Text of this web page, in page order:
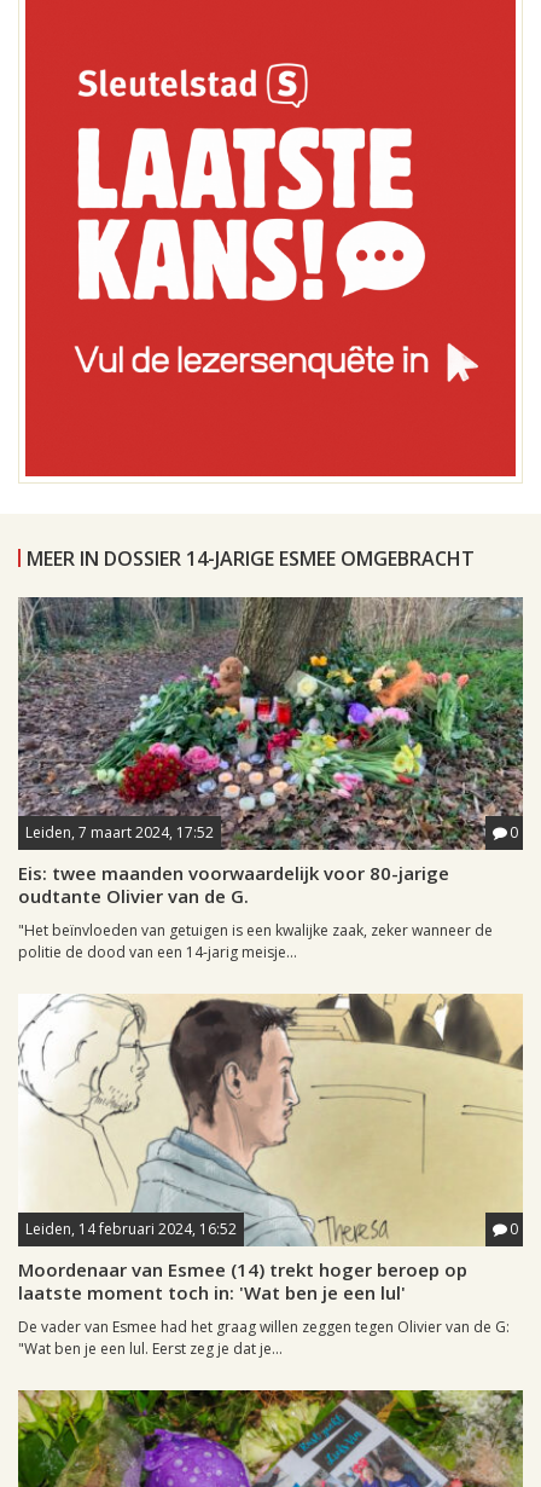
MEER IN DOSSIER 14-JARIGE ESMEE OMGEBRACHT
Leiden, 7 maart 2024, 17:52 0
Eis: twee maanden voorwaardelijk voor 80-jarige
oudtante Olivier van de G.
"Het beïnvloeden van getuigen is een kwalijke zaak, zeker wanneer de
politie de dood van een 14-jarig meisje...
Leiden, 14 februari 2024, 16:52 0
Moordenaar van Esmee (14) trekt hoger beroep op
laatste moment toch in: 'Wat ben je een lul'
De vader van Esmee had het graag willen zeggen tegen Olivier van de G:
"Wat ben je een lul. Eerst zeg je dat je...